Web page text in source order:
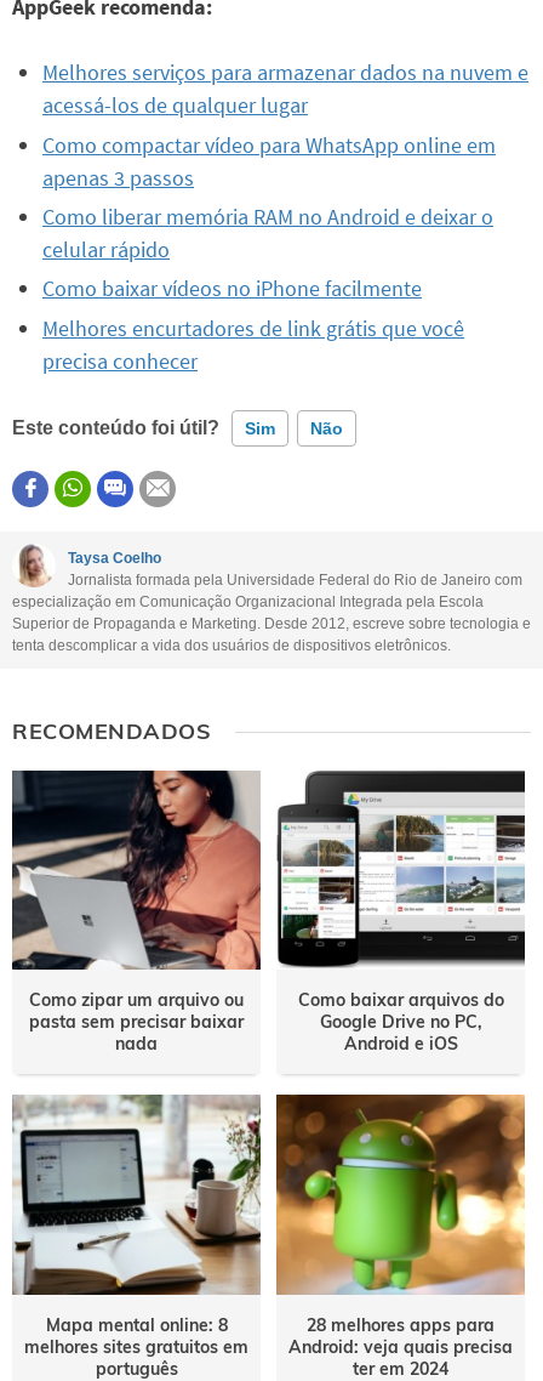
AppGeek recomenda:
Melhores serviços para armazenar dados na nuvem e
acessá-los de qualquer lugar
Como compactar vídeo para WhatsApp online em
apenas 3 passos
Como liberar memória RAM no Android e deixar o
celular rápido
Como baixar vídeos no iPhone facilmente
Melhores encurtadores de link grátis que você
precisa conhecer
Este conteúdo foi útil? Sim Não
Este conteúdo contém informação incorreta
Este conteúdo não tem a informação que procuro
Outro
Taysa Coelho
Jornalista formada pela Universidade Federal do Rio de Janeiro com
especialização em Comunicação Organizacional Integrada pela Escola
Superior de Propaganda e Marketing. Desde 2012, escreve sobre tecnologia e
tenta descomplicar a vida dos usuários de dispositivos eletrônicos.
RECOMENDADOS
Como zipar um arquivo ou
pasta sem precisar baixar
nada
Como baixar arquivos do
Google Drive no PC,
Android e iOS
Mapa mental online: 8
melhores sites gratuitos em
português
28 melhores apps para
Android: veja quais precisa
ter em 2024